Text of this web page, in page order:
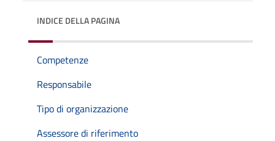
INDICE DELLA PAGINA
Competenze
Responsabile
Tipo di organizzazione
Assessore di riferimento